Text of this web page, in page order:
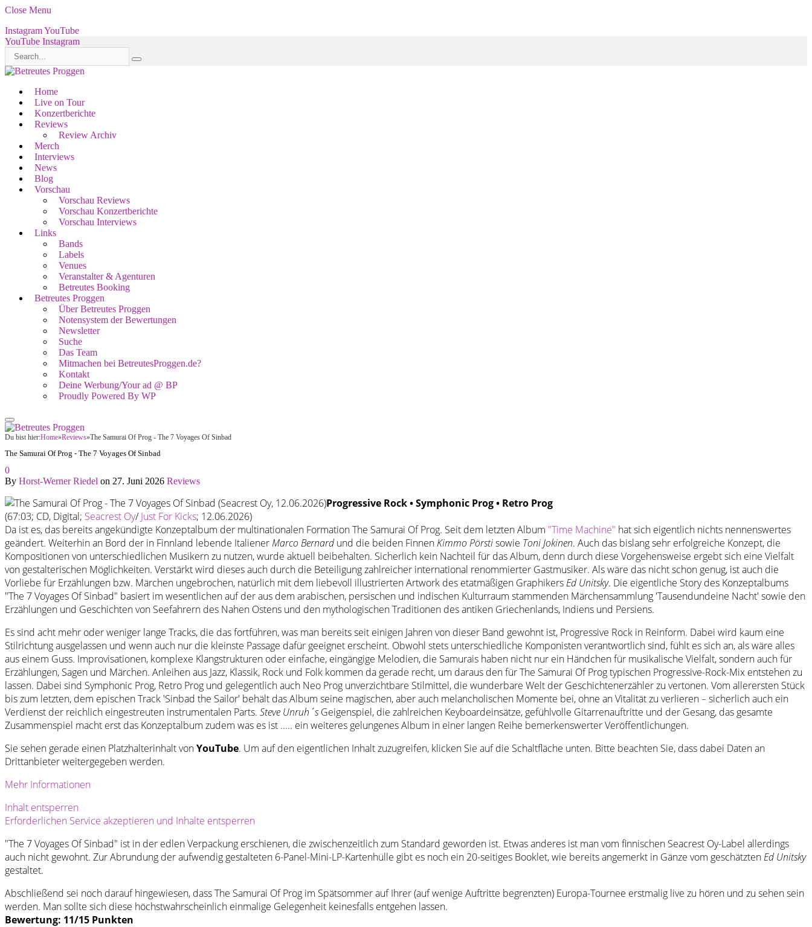
Close Menu
InstagramYouTube
YouTube Instagram
Home
Live on Tour
Konzertberichte
Reviews
Review Archiv
Merch
Interviews
News
Blog
Vorschau
Vorschau Reviews
Vorschau Konzertberichte
Vorschau Interviews
Links
Bands
Labels
Venues
Veranstalter & Agenturen
Betreutes Booking
Betreutes Proggen
Über Betreutes Proggen
Notensystem der Bewertungen
Newsletter
Suche
Das Team
Mitmachen bei BetreutesProggen.de?
Kontakt
Deine Werbung/Your ad @ BP
Proudly Powered By WP
Du bist hier:Home»Reviews»The Samurai Of Prog - The 7 Voyages Of Sinbad
The Samurai Of Prog - The 7 Voyages Of Sinbad
0
By Horst-Werner Riedel on 27. Juni 2026 Reviews
Progressive Rock • Symphonic Prog • Retro Prog
(67:03; CD, Digital; Seacrest Oy/Just For Kicks; 12.06.2026)
Da ist es, das bereits angekündigte Konzeptalbum der multinationalen Formation The Samurai Of Prog. Seit dem letzten Album "Time Machine" hat sich eigentlich nichts nennenswertes
geändert. Weiterhin an Bord der in Finnland lebende Italiener Marco Bernardund die beiden FinnenKimmo Pörstisowie Toni Jokinen. Auch das bislang sehr erfolgreiche Konzept, die
Kompositionen von unterschiedlichen Musikern zu nutzen, wurde aktuell beibehalten. Sicherlich kein Nachteil für das Album, denn durch diese Vorgehensweise ergebt sich eine Vielfalt
von gestalterischen Möglichkeiten. Verstärkt wird dieses auch durch die Beteiligung zahlreicher international renommierter Gastmusiker. Als wäre das nicht schon genug, ist auch die
Vorliebe für Erzählungen bzw. Märchen ungebrochen, natürlich mit dem liebevoll illustrierten Artwork des etatmäßigen GraphikersEd Unitsky. Die eigentliche Story des Konzeptalbums
"The 7 Voyages Of Sinbad" basiert im wesentlichen auf der aus dem arabischen, persischen und indischen Kulturraum stammenden Märchensammlung 'Tausendundeine Nacht' sowie den
Erzählungen und Geschichten von Seefahrern des Nahen Ostens und den mythologischen Traditionen des antiken Griechenlands, Indiens und Persiens.
Es sind acht mehr oder weniger lange Tracks, die das fortführen, was man bereits seit einigen Jahren von dieser Band gewohnt ist, Progressive Rock in Reinform. Dabei wird kaum eine
Stilrichtung ausgelassen und wenn auch nur die kleinste Passage dafür geeignet erscheint. Obwohl stets unterschiedliche Komponisten verantwortlich sind, fühlt es sich an, als wäre alles
aus einem Guss. Improvisationen, komplexe Klangstrukturen oder einfache, eingängige Melodien, die Samurais haben nicht nur ein Händchen für musikalische Vielfalt, sondern auch für
Erzählungen, Sagen und Märchen. Anleihen aus Jazz, Klassik, Rock und Folk kommen da gerade recht, um daraus den für The Samurai Of Prog typischen Progressive-Rock-Mix entstehen zu
lassen. Dabei sind Symphonic Prog, Retro Prog und gelegentlich auch Neo Prog unverzichtbare Stilmittel, die wunderbare Welt der Geschichtenerzähler zu vertonen. Vom allerersten Stück
bis zum letzten, dem epischen Track 'Sinbad the Sailor' behält das Album seine magischen, aber auch melancholischen Momente bei, ohne an Vitalität zu verlieren – sicherlich auch ein
Verdienst der reichlich eingestreuten instrumentalen Parts. Steve Unruh´sGeigenspiel, die zahlreichen Keyboardeinsätze, gefühlvolle Gitarrenauftritte und der Gesang, das gesamte
Zusammenspiel macht erst das Konzeptalbum zudem was es ist ..... ein weiteres gelungenes Album in einer langen Reihe bemerkenswerter Veröffentlichungen.
Sie sehen gerade einen Platzhalterinhalt vonYouTube. Um auf den eigentlichen Inhalt zuzugreifen, klicken Sie auf die Schaltfläche unten. Bitte beachten Sie, dass dabei Daten an
Drittanbieter weitergegeben werden.
Mehr Informationen
Inhalt entsperren
Erforderlichen Service akzeptieren und Inhalte entsperren
"The 7 Voyages Of Sinbad" ist in der edlen Verpackung erschienen, die zwischenzeitlich zum Standard geworden ist. Etwas anderes ist man vom finnischen Seacrest Oy-Label allerdings
auch nicht gewohnt. Zur Abrundung der aufwendig gestalteten 6-Panel-Mini-LP-Kartenhülle gibt es noch ein 20-seitiges Booklet, wie bereits angemerkt in Gänze vom geschätztenEd Unitsky
gestaltet.
Abschließend sei noch darauf hingewiesen, dass The Samurai Of Prog im Spätsommer auf Ihrer (auf wenige Auftritte begrenzten) Europa-Tournee erstmalig live zu hören und zu sehen sein
werden. Man sollte sich diese höchstwahrscheinlich einmalige Gelegenheit keinesfalls entgehen lassen.
Bewertung: 11/15 Punkten